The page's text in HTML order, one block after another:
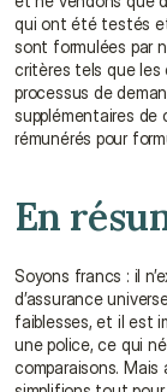
qui ont été testés
sont formulées par
critères tels que les
processus de
supplémentaires de
rémunérés pour
En
Soyons francs : il
d’assurance
faiblesses, et il est
une police, ce qui
comparaisons. Mais